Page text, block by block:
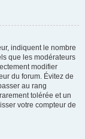
indiquent le nombre
que les modérateurs
modifier
du forum. Évitez de
au rang
tolérée et un
votre compteur de